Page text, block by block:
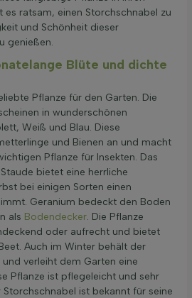
es ratsam, einen Storchschnabel zu
und Schönheit dieser
genießen.
Blüte und dichte
Pflanze für den Garten. Die
in wunderschönen
Weiß und Blau. Diese
und Bienen an und macht
Pflanze für Insekten. Das
bietet eine herrliche
bei einigen Sorten einen
Geranium bedeckt den Boden
als Bodendecker. Die Pflanze
oder aufrecht und bietet
Auch im Winter behält der
verleiht dem Garten eine
Pflanze ist pflegeleicht und sehr
ist bekannt für seine